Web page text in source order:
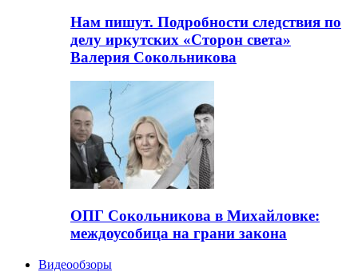
Нам пишут. Подробности следствия по
делу иркутских «Сторон света»
Валерия Сокольникова
ОПГ Сокольникова в Михайловке:
междоусобица на грани закона
Видеообзоры